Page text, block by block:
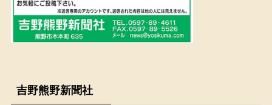
吉野熊野新聞社